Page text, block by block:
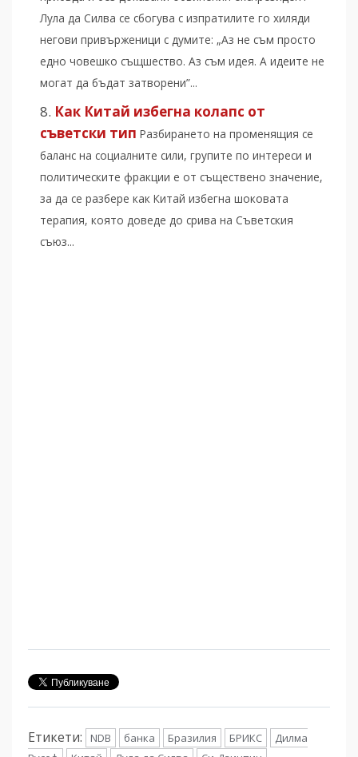
Лула да Силва се сбогува с изпратилите го хиляди
негови привърженици с думите: „Аз не съм просто
едно човешко същшество. Аз съм идея. А идеите не
могат да бъдат затворени”...
Как Китай избегна колапс от
съветски тип Разбирането на променящия се
баланс на социалните сили, групите по интереси и
политическите фракции е от съществено значение,
за да се разбере как Китай избегна шоковата
терапия, която доведе до срива на Съветския
съюз...
Етикети: NDB банка Бразилия БРИКС
Дилма